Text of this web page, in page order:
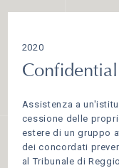
2020
Assistenza a
cessione delle
estere di un gruppo
dei concordati
al Tribunale di